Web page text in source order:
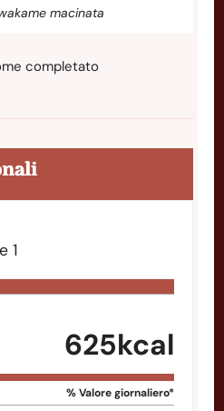
macinata
completato
1
625kcal
% Valore giornaliero*